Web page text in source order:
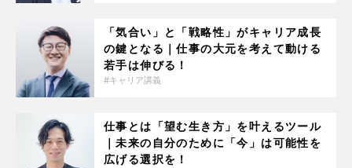
「気合い」と「戦略性」がキャリア成長
の鍵となる｜仕事の大元を考えて動ける
若手は伸びる！
キャリア講義
仕事とは「望む生き方」を叶えるツール
｜未来の自分のために「今」は可能性を
広げる選択を！